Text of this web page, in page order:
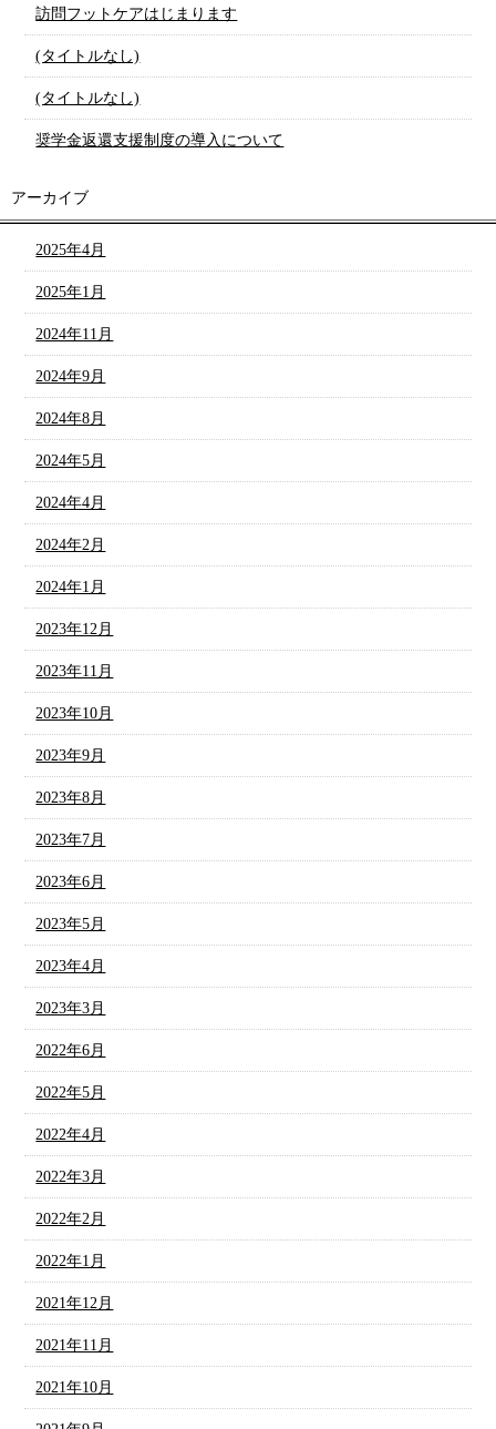
訪問フットケアはじまります
(タイトルなし)
(タイトルなし)
奨学金返還支援制度の導入について
アーカイブ
2025年4月
2025年1月
2024年11月
2024年9月
2024年8月
2024年5月
2024年4月
2024年2月
2024年1月
2023年12月
2023年11月
2023年10月
2023年9月
2023年8月
2023年7月
2023年6月
2023年5月
2023年4月
2023年3月
2022年6月
2022年5月
2022年4月
2022年3月
2022年2月
2022年1月
2021年12月
2021年11月
2021年10月